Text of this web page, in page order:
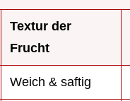
Textur der
Frucht
Weich & saftig